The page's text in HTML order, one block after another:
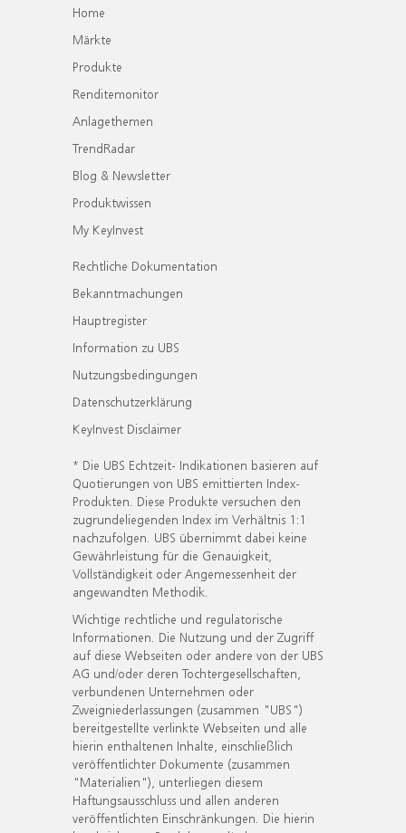
Home
Märkte
Produkte
Renditemonitor
Anlagethemen
TrendRadar
Blog & Newsletter
Produktwissen
My KeyInvest
Rechtliche Dokumentation
Bekanntmachungen
Hauptregister
Information zu UBS
Nutzungsbedingungen
Datenschutzerklärung
KeyInvest Disclaimer
* Die UBS Echtzeit- Indikationen basieren auf
Quotierungen von UBS emittierten Index-
Produkten. Diese Produkte versuchen den
zugrundeliegenden Index im Verhältnis 1:1
nachzufolgen. UBS übernimmt dabei keine
Gewährleistung für die Genauigkeit,
Vollständigkeit oder Angemessenheit der
angewandten Methodik.
Wichtige rechtliche und regulatorische
Informationen. Die Nutzung und der Zugriff
auf diese Webseiten oder andere von der UBS
AG und/oder deren Tochtergesellschaften,
verbundenen Unternehmen oder
Zweigniederlassungen (zusammen "UBS")
bereitgestellte verlinkte Webseiten und alle
hierin enthaltenen Inhalte, einschließlich
veröffentlichter Dokumente (zusammen
"Materialien"), unterliegen diesem
Haftungsausschluss und allen anderen
veröffentlichten Einschränkungen. Die hierin